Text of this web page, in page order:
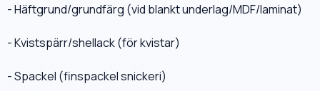
- Häftgrund/grundfärg (vid blankt underlag/MDF/laminat)
- Kvistspärr/shellack (för kvistar)
- Spackel (finspackel snickeri)